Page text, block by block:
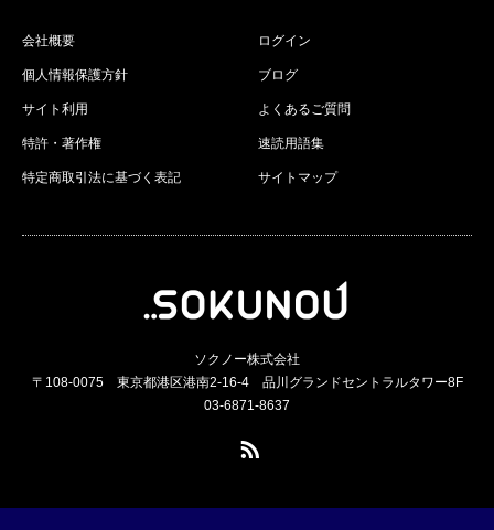
会社概要
個人情報保護方針
サイト利用
特許・著作権
特定商取引法に基づく表記
ログイン
ブログ
よくあるご質問
速読用語集
サイトマップ
ソクノー株式会社
〒108-0075 東京都港区港南2-16-4 品川グランドセントラルタワー8F
03-6871-8637